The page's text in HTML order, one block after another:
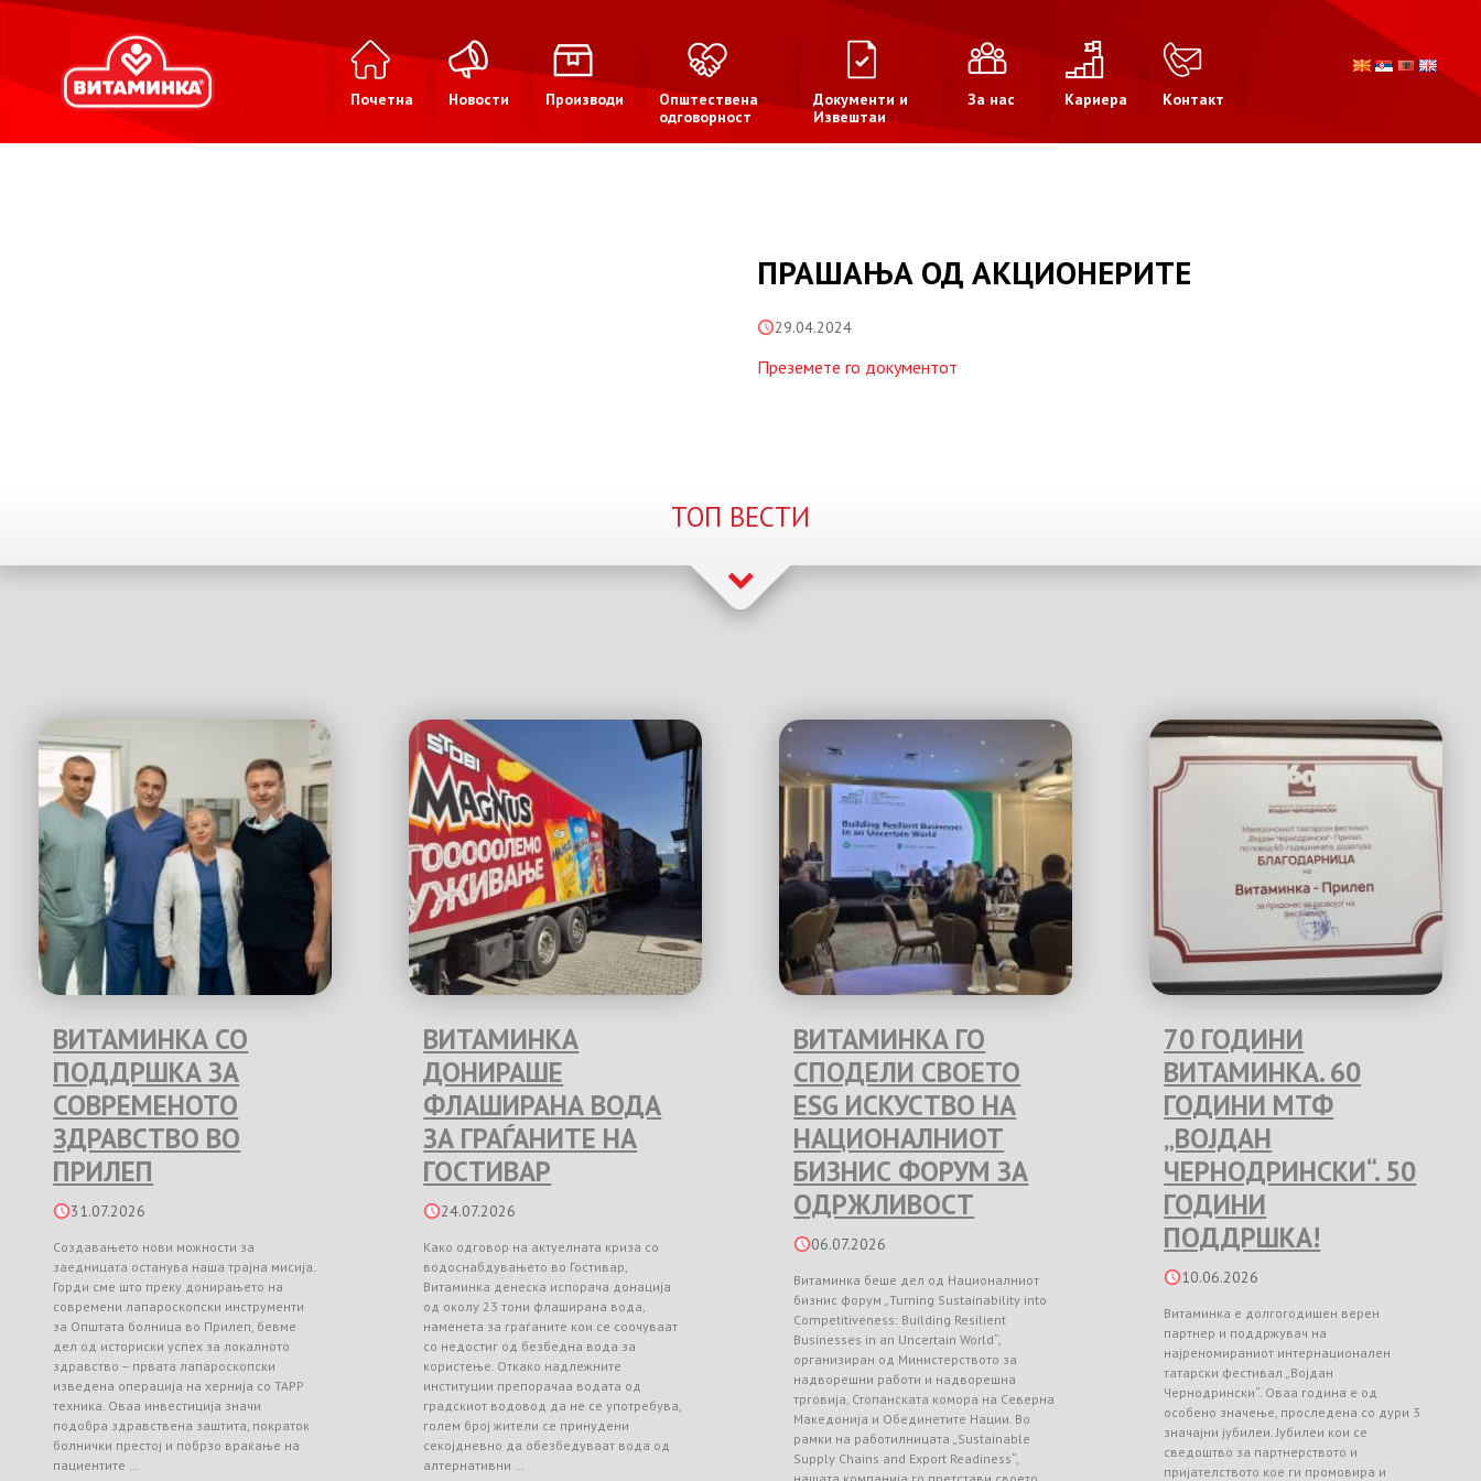
Почетна Новости Производи
Општествена
одговорност
Документи и
Извештаи
За нас Кариера Контакт
ПРАШАЊА ОД АКЦИОНЕРИТЕ
29.04.2024
Преземете го документот
ТОП ВЕСТИ
ВИТАМИНКА СО
ПОДДРШКА ЗА
СОВРЕМЕНОТО
ЗДРАВСТВО ВО
ПРИЛЕП
31.07.2026
Создавањето нови можности за
заедницата останува наша трајна мисија.
Горди сме што преку донирањето на
современи лапароскопски инструменти
за Општата болница во Прилеп, бевме
дел од историски успех за локалното
здравство – првата лапароскопски
изведена операција на хернија со TAPP
техника. Оваа инвестиција значи
подобра здравствена заштита, пократок
болнички престој и побрзо враќање на
пациентите …
ВИТАМИНКА
ДОНИРАШЕ
ФЛАШИРАНА ВОДА
ЗА ГРАЃАНИТЕ НА
ГОСТИВАР
24.07.2026
Како одговор на актуелната криза со
водоснабдувањето во Гостивар,
Витаминка денеска испорача донација
од околу 23 тони флаширана вода,
наменета за граѓаните кои се соочуваат
со недостиг од безбедна вода за
користење. Откако надлежните
институции препорачаа водата од
градскиот водовод да не се употребува,
голем број жители се принудени
секојдневно да обезбедуваат вода од
алтернативни …
ВИТАМИНКА ГО
СПОДЕЛИ СВОЕТО
ESG ИСКУСТВО НА
НАЦИОНАЛНИОТ
БИЗНИС ФОРУМ ЗА
ОДРЖЛИВОСТ
06.07.2026
Витаминка беше дел од Националниот
бизнис форум „Turning Sustainability into
Competitiveness: Building Resilient
Businesses in an Uncertain World“,
организиран од Министерството за
надворешни работи и надворешна
трговија, Стопанската комора на Северна
Македонија и Обединетите Нации. Во
рамки на работилницата „Sustainable
Supply Chains and Export Readiness“,
70 ГОДИНИ
ВИТАМИНКА. 60
ГОДИНИ МТФ
„ВОЈДАН
ЧЕРНОДРИНСКИ“. 50
ГОДИНИ
ПОДДРШКА!
10.06.2026
Витаминка е долгогодишен верен
партнер и поддржувач на
најреномираниот интернационален
татарски фестивал „Војдан
Чернодрински“. Оваа година е од
особено значење, проследена со дури 3
значајни јубилеи. Јубилеи кои се
сведоштво за партнерството и
пријателството кое ги промовира и